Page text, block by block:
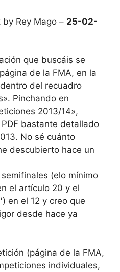
by Rey Mago – 25-02-
que buscáis se
de la FMA, en la
del recuadro
Pinchando en
2013/14»,
bastante detallado
No sé cuánto
descubierto hace un
(elo mínimo
el artículo 20 y el
en el 12 y creo que
desde hace ya
(página de la FMA,
individuales,